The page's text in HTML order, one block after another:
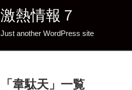
激熱情報７
Just another WordPress site
「 韋駄天 」 一覧